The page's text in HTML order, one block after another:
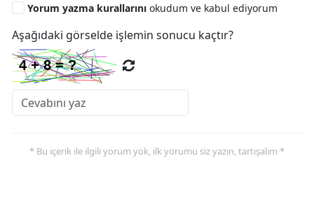
Yorum yazma kurallarını okudum ve kabul ediyorum
Aşağıdaki görselde işlemin sonucu kaçtır?
* Bu içerik ile ilgili yorum yok, ilk yorumu siz yazın, tartışalım *